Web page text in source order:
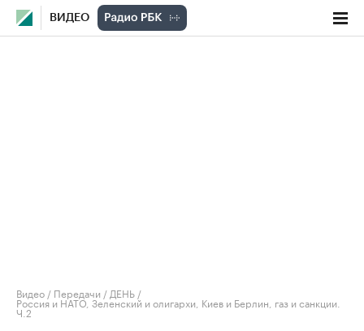
ВИДЕО
Видео / Передачи / ДЕНЬ /
Россия и НАТО, Зеленский и олигархи, Киев и Берлин, газ и санкции.
Ч.2